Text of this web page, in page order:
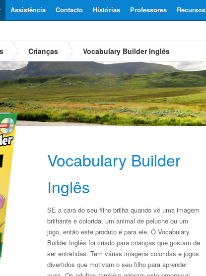
Recursos
Professores
Histórias
Contacto
Assistência
Crianças Vocabulary Builder Inglês
Vocabulary Builder
Inglês
SE a cara do seu filho brilha quando vê uma imagem
brilhante e colorida, um animal de peluche ou um
jogo, então este produto é para ele. O Vocabulary
Builder Inglês foi criado para crianças que gostam de
ser entretidas. Tem várias imagens coloridas e jogos
divertidos que motivam o seu filho para aprender